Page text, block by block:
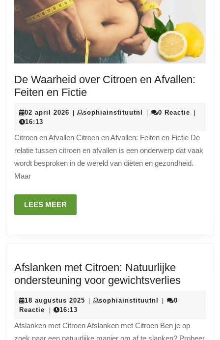
De Waarheid over Citroen en Afvallen:
Feiten en FictieDe
over
en
Afvallen:
Feiten
02 april 2026 02| sophiainstituutnl sophiainstituutnl
| 0 Reactie |
16:13
Citroen en Afvallen Citroen en Afvallen: Feiten en Fictie De
relatie tussen citroen en afvallen is een onderwerp dat vaak
wordt besproken in de wereld van diëten en gezondheid.
Maar
LEES MEER
MEER
Afslanken met Citroen: Natuurlijke
ondersteuning voor gewichtsverlies
18 augustus 2025 18| sophiainstituutnl sophiainstituutnl
|
0
Reactie
| 16:13
Afslanken met Citroen Afslanken met Citroen Ben je op
zoek naar een natuurlijke manier om af te slanken? Probeer